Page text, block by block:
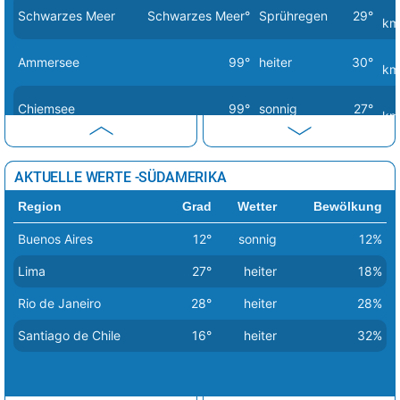
Vaduz 36° sonnig 18%
Valletta sonnig 0%
Vatikan Stadt 36° Sprühregen 3%
Vilnius 22° sonnig 27%
Warschau 26° wolkig 37%
Wien 28°
Zagreb Sprühregen 5%
Schwarzes Meer Schwarzes Meer° Sprühregen 29°
Ammersee 99° heiter 30°
Chiemsee 99° sonnig 27°
Mecklenburgische
Seenplatte
99° sonnig 23°
Müritz 99° sonnig 23°
Ostsee Ostsee° stark bewölkt 23°
AKTUELLE WERTE -SÜDAMERIKA
Region Grad Wetter Bewölkung
Buenos Aires 12° sonnig 12%
Lima 27° heiter 18%
Rio de Janeiro 28° heiter 28%
Santiago de Chile 16° heiter 32%